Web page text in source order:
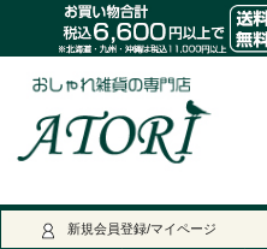
新規会員登録/マイページ